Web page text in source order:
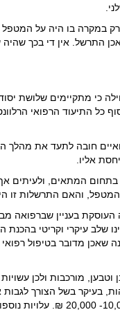
במקרה בו היה על
התרשל. אין די בכך
כי מתקיימים שלושת
כל התיעוד הרפואי
חובה לתעד את מהלך
אליו.
בתחום המתאים, ולעיתים
והאם התרשלות זו
בעניין שברפואה
שלב עיקרי וקריטי בהכנת
מדובר בטיפול רפואי
מורכבות ולכן
בעיקר בשל הצורך
יותר, כאשר עלות כל חוות דעת